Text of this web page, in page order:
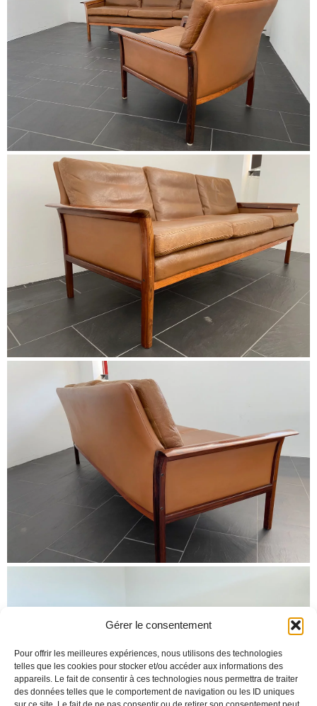
Gérer le consentement
Pour offrir les meilleures expériences, nous utilisons des technologies
telles que les cookies pour stocker et/ou accéder aux informations des
appareils. Le fait de consentir à ces technologies nous permettra de traiter
des données telles que le comportement de navigation ou les ID uniques